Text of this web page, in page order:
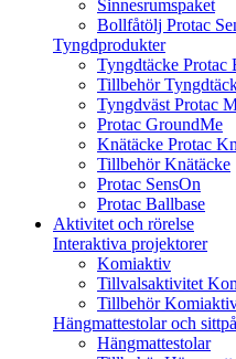
Sinnesrumspaket
Bollfåtölj Protac
Tyngdprodukter
Tyngdtäcke Protac
Tillbehör
Tyngdväst Protac
Protac GroundMe
Knätäcke Protac
Tillbehör Knätäcke
Protac SensOn
Protac Ballbase
Aktivitet och rörelse
Interaktiva projektorer
Komiaktiv
Tillvalsaktivitet
Tillbehör
Hängmattestolar och
Hängmattestolar